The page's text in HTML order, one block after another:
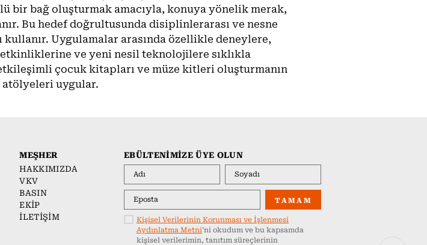
bir bağ oluşturmak amacıyla, konuya yönelik merak,
Bu hedef doğrultusunda disiplinlerarası ve nesne
kullanır. Uygulamalar arasında özellikle deneylere,
etkinliklerine ve yeni nesil teknolojilere sıklıkla
çocuk kitapları ve müze kitleri oluşturmanın
atölyeleri uygular.
MEŞHER
HAKKIMIZDA
VKV
BASIN
EKİP
İLETİŞİM
EBÜLTENİMİZE ÜYE OLUN
TAMAM
Kişisel Verilerinin Korunması ve İşlenmesi
Aydınlatma Metni’ni okudum ve bu kapsamda
kişisel verilerimin, tanıtım süreçlerinin